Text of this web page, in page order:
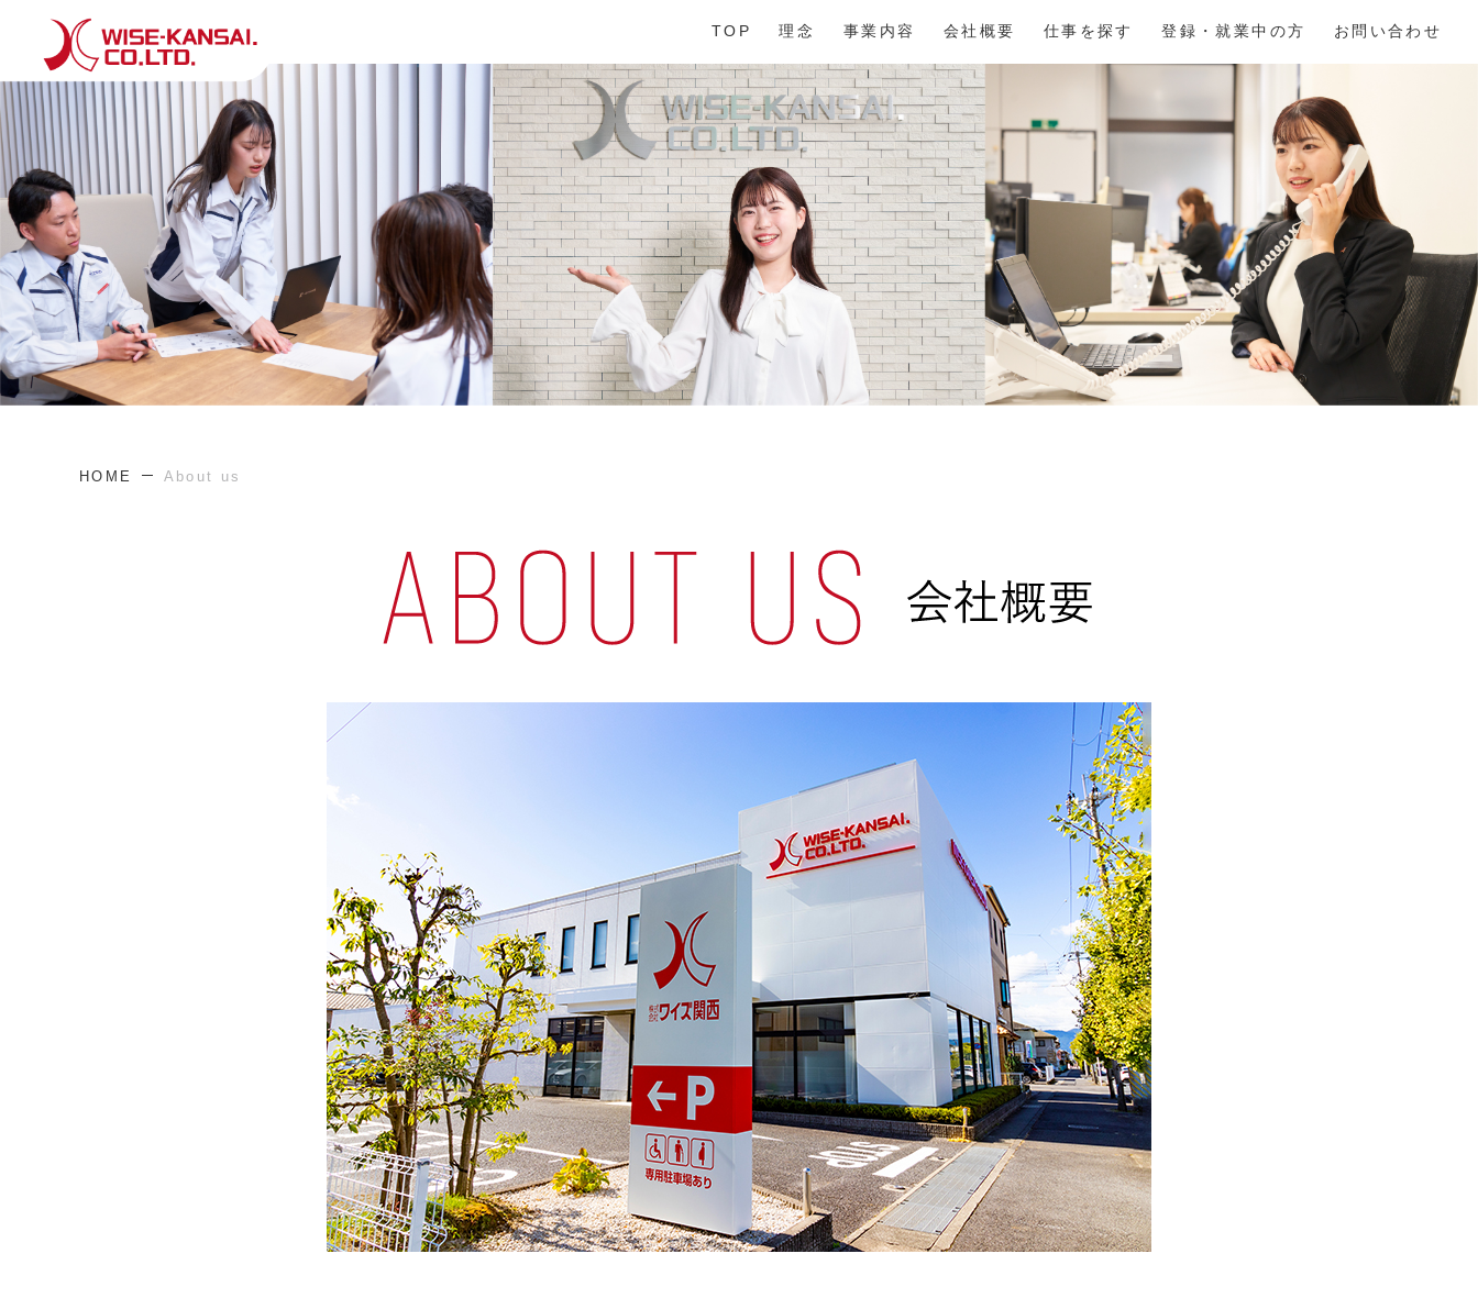
TOP 理念 事業内容 会社概要 仕事を探す 登録・就業中の方 お問い合わせ
HOME About us